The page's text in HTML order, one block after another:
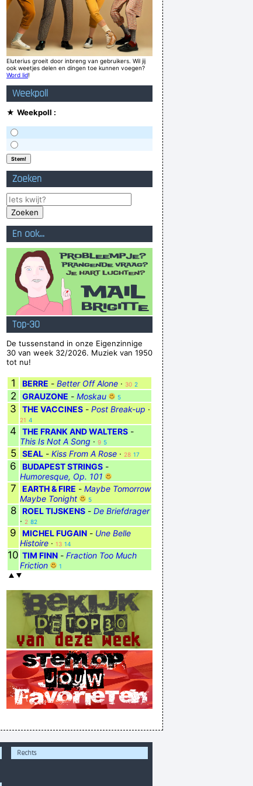
Eluterius groeit door inbreng van gebruikers. Wil jij
ook weetjes delen en dingen toe kunnen voegen?
Word lid!
Weekpoll
★ Weekpoll :
Zoeken
En ook...
Top-30
De tussenstand in onze Eigenzinnige
30 van week 32/2026. Muziek van 1950
tot nu!
1 BERRE - Better Off Alone · 30 2
2 GRAUZONE - Moskau 5
3 THE VACCINES - Post Break-up ·
21 4
4 THE FRANK AND WALTERS -
This Is Not A Song · 9 5
5 SEAL - Kiss From A Rose · 28 17
6 BUDAPEST STRINGS -
Humoresque, Op. 101
7 EARTH & FIRE - Maybe Tomorrow
Maybe Tonight
5
8 ROEL TIJSKENS - De Briefdrager
· 2 82
9 MICHEL FUGAIN - Une Belle
Histoire · 13 14
10 TIM FINN - Fraction Too Much
Friction
1
Rechts